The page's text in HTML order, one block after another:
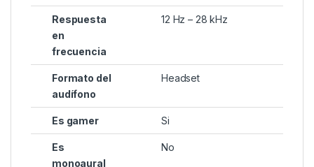
Respuesta
en
frecuencia
12 Hz – 28 kHz
Formato del
audífono
Headset
Es gamer Si
Es
monoaural
No